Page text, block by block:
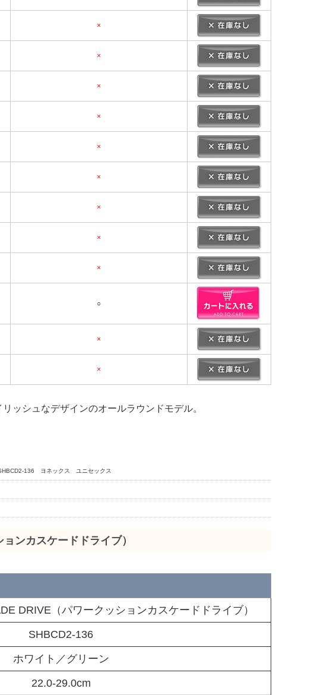
×
×
×
×
×
×
×
×
×
○
×
×
ッシュなデザインのオールラウンドモデル。
136 ヨネックス ユニセックス
ンカスケードドライブ）
DRIVE（パワークッションカスケードドライブ）
SHBCD2-136
ホワイト／グリーン
22.0-29.0cm